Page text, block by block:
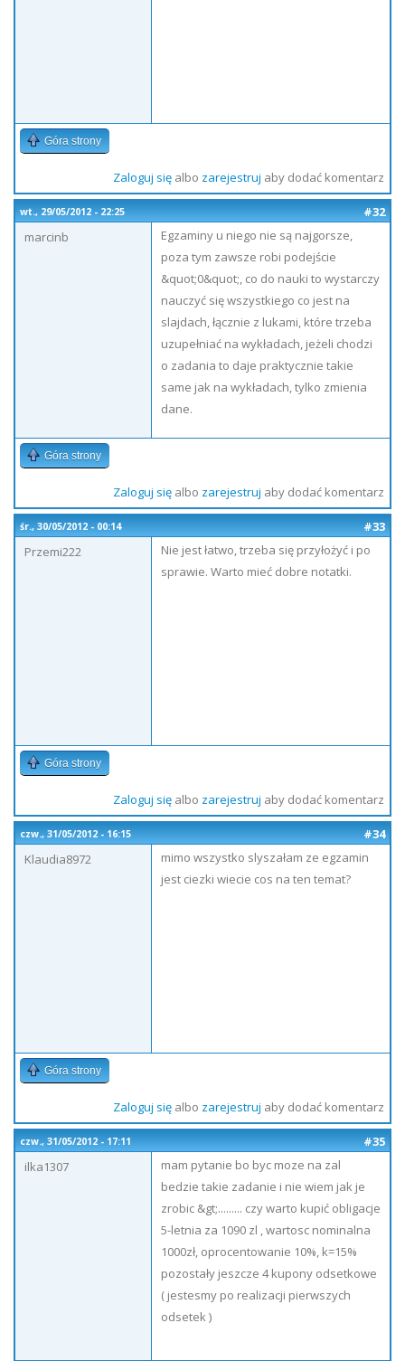
Góra strony
Zaloguj sięalbo zarejestruj aby dodać komentarz
wt., 29/05/2012 - 22:25
#32
marcinb
Egzaminy u niego nie są najgorsze,
poza tym zawsze robi podejście
&quot;0&quot;, co do nauki to wystarczy
nauczyć się wszystkiego co jest na
slajdach, łącznie z lukami, które trzeba
uzupełniać na wykładach, jeżeli chodzi
o zadania to daje praktycznie takie
same jak na wykładach, tylko zmienia
dane.
Góra strony
Zaloguj sięalbo zarejestruj aby dodać komentarz
śr., 30/05/2012 - 00:14
#33
Przemi222
Nie jest łatwo, trzeba się przyłożyć i po
sprawie. Warto mieć dobre notatki.
Góra strony
Zaloguj sięalbo zarejestruj aby dodać komentarz
czw., 31/05/2012 - 16:15
#34
Klaudia8972
mimo wszystko slyszałam ze egzamin
jest ciezki wiecie cos na ten temat?
Góra strony
Zaloguj sięalbo zarejestruj aby dodać komentarz
czw., 31/05/2012 - 17:11
#35
ilka1307
mam pytanie bo byc moze na zal
bedzie takie zadanie i nie wiem jak je
zrobic &gt;......... czy warto kupić obligacje
5-letnia za 1090 zl , wartosc nominalna
1000zł, oprocentowanie 10%, k=15%
pozostały jeszcze 4 kupony odsetkowe
( jestesmy po realizacji pierwszych
odsetek )